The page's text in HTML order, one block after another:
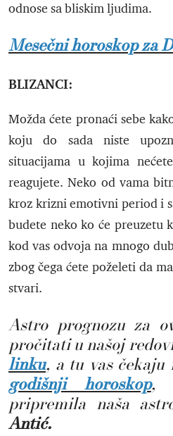
odnose sa bliskim ljudima.
Mesečni horoskop za
BLIZANCI:
Možda ćete pronaći sebe
koju do sada niste
situacijama u kojima
reagujete. Neko od vama
kroz krizni emotivni period i
budete neko ko će preuzetu
kod vas odvoja na mnogo
zbog čega ćete poželeti da
stvari.
Astro prognozu za
pročitati u našoj
linku, a tu vas čekaju
godišnji horoskop,
pripremila naša
Antić.